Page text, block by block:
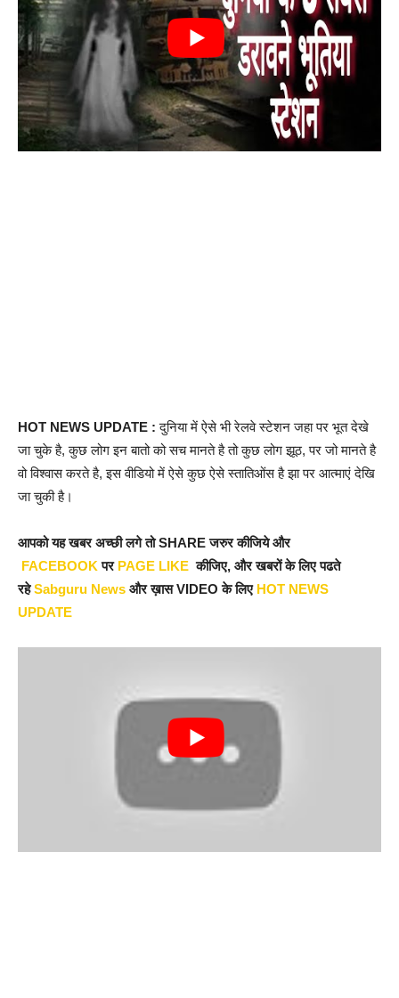
HOT NEWS UPDATE : दुनिया में ऐसे भी रेलवे स्टेशन जहा पर भूत देखे
जा चुके है, कुछ लोग इन बातो को सच मानते है तो कुछ लोग झूठ, पर जो मानते है
वो विश्वास करते है, इस वीडियो में ऐसे कुछ ऐसे स्तातिओंस है झा पर आत्माएं देखि
जा चुकी है।
आपको यह खबर अच्छी लगे तो SHARE जरुर कीजिये और
FACEBOOKपर PAGE LIKE कीजिए, और खबरों के लिए पढते
रहेSabguru News और ख़ास VIDEO के लिए HOT NEWS
UPDATE